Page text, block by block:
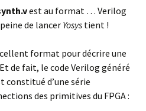
est au format … Verilog
de lancer Yosys tient !
format pour décrire une
de fait, le code Verilog généré
constitué d’une série
des primitives du FPGA :